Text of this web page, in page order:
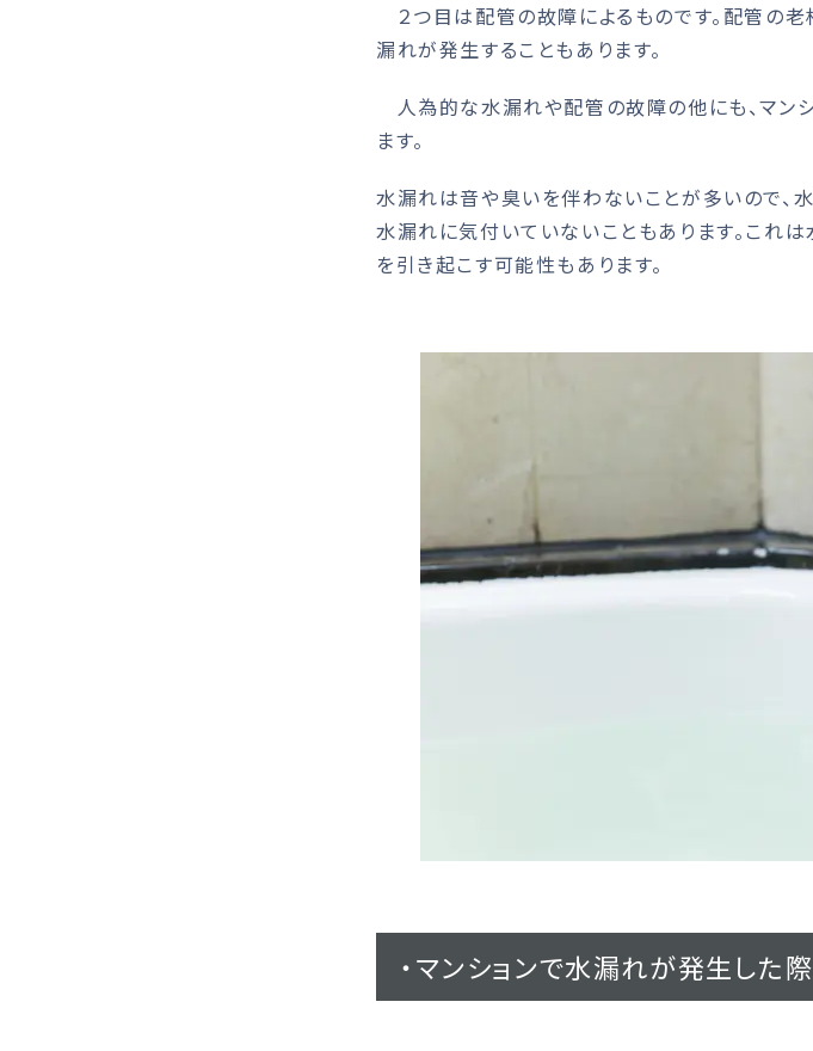
２つ目は配管の故障によるものです。配管の
漏れが発生することもあります。
人為的な水漏れや配管の故障の他にも、マン
ます。
水漏れは音や臭いを伴わないことが多いので、
水漏れに気付いていないこともあります。これ
を引き起こす可能性もあります。
・マンションで水漏れが発生した